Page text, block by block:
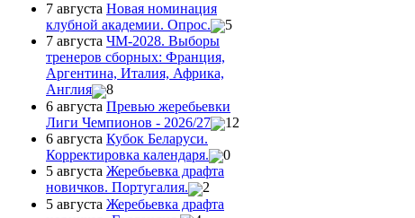
7 августа Новая номинация
клубной академии. Опрос.
5
7 августа ЧМ-2028. Выборы
тренеров сборных: Франция,
Аргентина, Италия, Африка,
Англия
8
6 августа Превью жеребьевки
Лиги Чемпионов - 2026/27
12
6 августа Кубок Беларуси.
Корректировка календаря.
0
5 августа Жеребьевка драфта
новичков. Португалия.
2
5 августа Жеребьевка драфта